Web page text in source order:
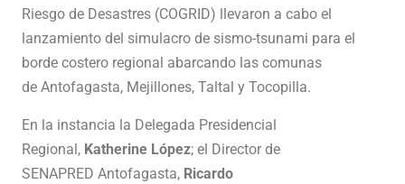
Riesgo de Desastres (COGRID) llevaron a cabo el
lanzamiento del simulacro de sismo-tsunami para el
borde costero regional abarcando las comunas
de Antofagasta, Mejillones, Taltal y Tocopilla.
En la instancia la Delegada Presidencial
Regional, Katherine López; el Director de
SENAPRED Antofagasta, Ricardo